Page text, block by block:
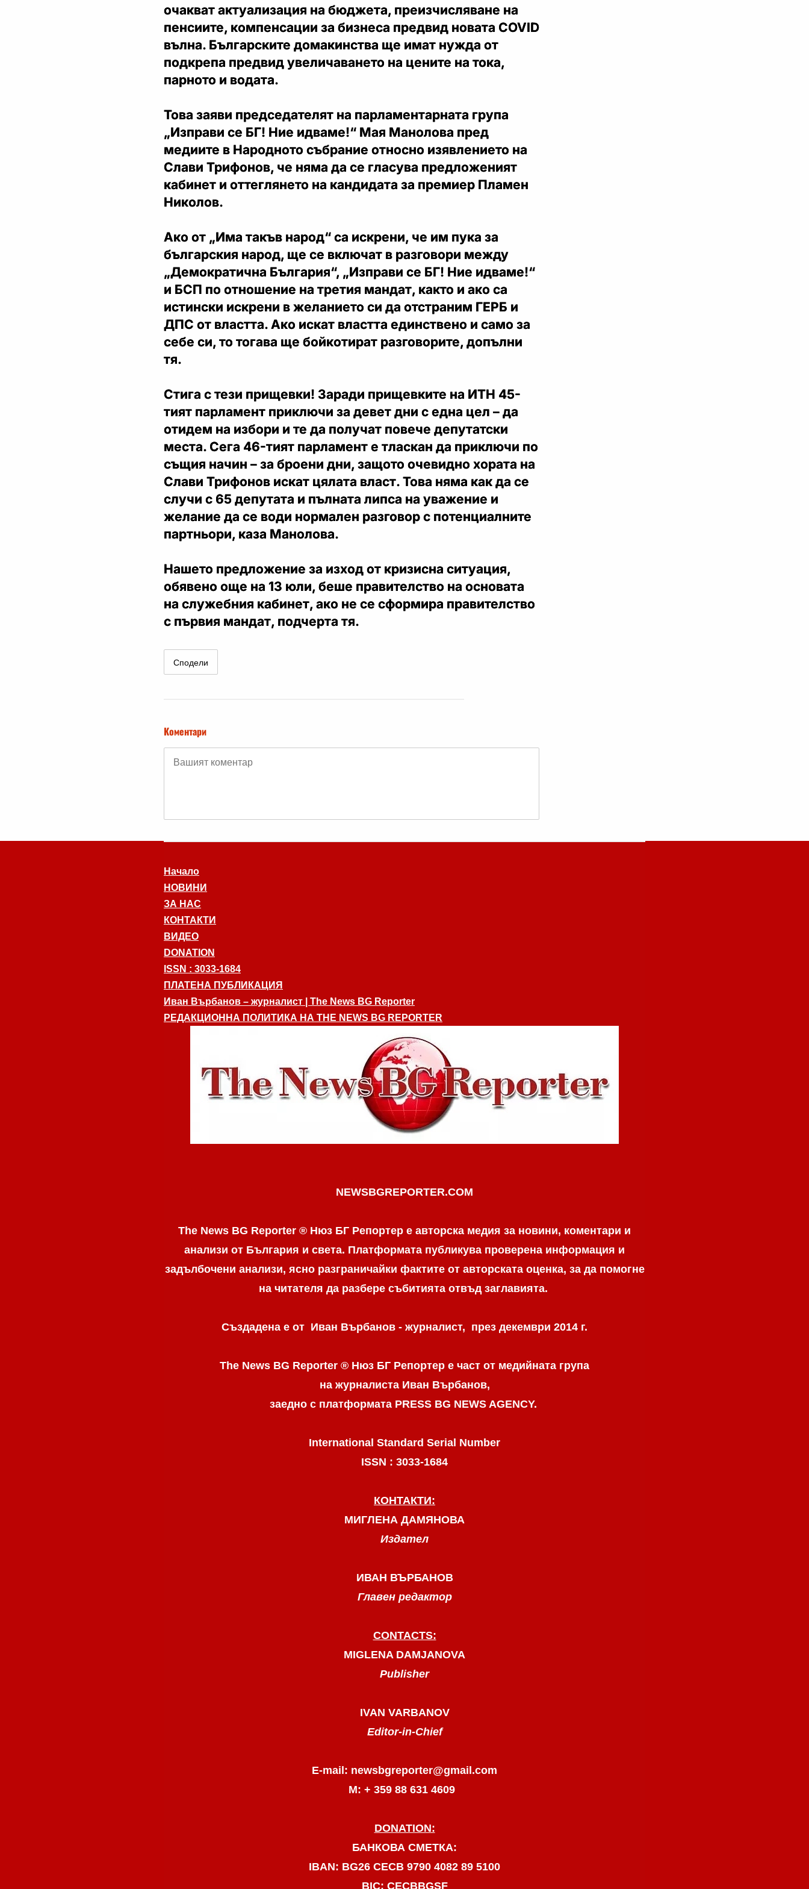
очакват актуализация на бюджета, преизчисляване на
пенсиите, компенсации за бизнеса предвид новата COVID
вълна. Българските домакинства ще имат нужда от
подкрепа предвид увеличаването на цените на тока,
парното и водата.
Това заяви председателят на парламентарната група
„Изправи се БГ! Ние идваме!“ Мая Манолова пред
медиите в Народното събрание относно изявлението на
Слави Трифонов, че няма да се гласува предложеният
кабинет и оттеглянето на кандидата за премиер Пламен
Николов.
Ако от „Има такъв народ“ са искрени, че им пука за
българския народ, ще се включат в разговори между
„Демократична България“, „Изправи се БГ! Ние идваме!“
и БСП по отношение на третия мандат, както и ако са
истински искрени в желанието си да отстраним ГЕРБ и
ДПС от властта. Ако искат властта единствено и само за
себе си, то тогава ще бойкотират разговорите, допълни
тя.
Стига с тези прищевки! Заради прищевките на ИТН 45-
тият парламент приключи за девет дни с една цел – да
отидем на избори и те да получат повече депутатски
места. Сега 46-тият парламент е тласкан да приключи по
същия начин – за броени дни, защото очевидно хората на
Слави Трифонов искат цялата власт. Това няма как да се
случи с 65 депутата и пълната липса на уважение и
желание да се води нормален разговор с потенциалните
партньори, каза Манолова.
Нашето предложение за изход от кризисна ситуация,
обявено още на 13 юли, беше правителство на основата
на служебния кабинет, ако не се сформира правителство
с първия мандат, подчерта тя.
Сподели
Коментари
Начало
НОВИНИ
ЗА НАС
КОНТАКТИ
ВИДЕО
DONATION
ISSN : 3033-1684
ПЛАТЕНА ПУБЛИКАЦИЯ
Иван Върбанов – журналист | The News BG Reporter
РЕДАКЦИОННА ПОЛИТИКА НА THE NEWS BG REPORTER
NEWSBGREPORTER.COM
The News BG Reporter ® Нюз БГ Репортер е авторска медия за новини, коментари и
анализи от България и света. Платформата публикува проверена информация и
задълбочени анализи, ясно разграничaйки фактите от авторската оценка, за да помогне
на читателя да разбере събитията отвъд заглавията.
Създадена е от Иван Върбанов - журналист, през декември 2014 г.
The News BG Reporter ® Нюз БГ Репортер е част от медийната група
на журналиста Иван Върбанов,
заедно с платформата PRESS BG NEWS AGENCY.
International Standard Serial Number
ISSN : 3033-1684
КОНТАКТИ:
МИГЛЕНА ДАМЯНОВА
Издател
ИВАН ВЪРБАНОВ
Главен редактор
CONTACTS:
MIGLENA DAMJANOVA
Publisher
IVAN VARBANOV
Editor-in-Chief
E-mail: newsbgreporter@gmail.com
М: + 359 88 631 4609
DONATION:
БАНКОВА СМЕТКА:
IBAN: BG26 CECB 9790 4082 89 5100
BIC: CECBBGSF